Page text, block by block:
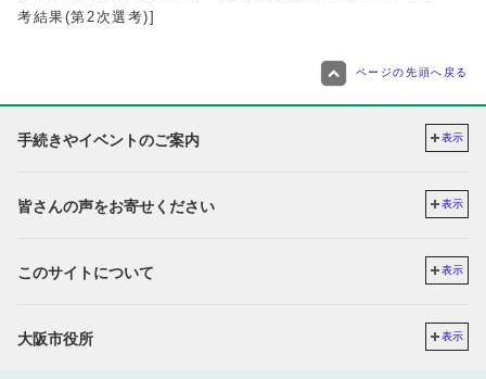
考結果(第2次選考)]
ページの先頭へ戻る
手続きやイベントのご案内 表示
皆さんの声をお寄せください 表示
このサイトについて 表示
大阪市役所 表示